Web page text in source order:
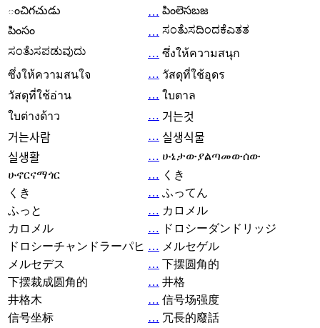
ంచిగచుడు
… పింలెసబజ
పింసం
… ಸಂತೆುಸದಿಂದಕೆಎತತ
ಸಂತೆುಸಪಡುವುದು
… ซึ่งให้ความสนุก
ซึ่งให้ความสนใจ
… วัสดุที่ใช้อุดร
วัสดุที่ใช้อ่าน
… ใบตาล
ใบต่างด้าว
… 거는것
거는사람
… 실생식물
실생활
… ሁኔታውያልጣመውሰው
ሁኖርናማጎር
… くき
くき
… ふってん
ふっと
… カロメル
カロメル
… ドロシーダンドリッジ
ドロシーチャンドラーパヒ … メルセゲル
メルセデス
… 下摆圆角的
下摆裁成圆角的
… 井格
井格木
… 信号场强度
信号坐标
… 冗長的廢話